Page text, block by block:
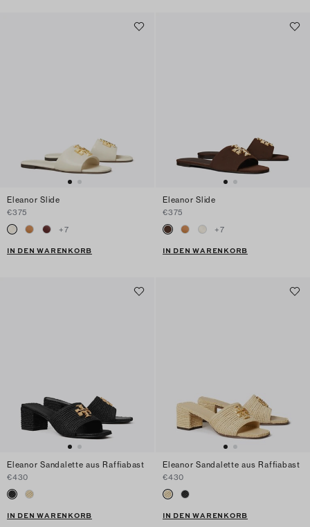
Eleanor Slide
€375
+7
IN DEN WARENKORB
Eleanor Slide
€375
+7
IN DEN WARENKORB
Eleanor Sandalette aus Raffiabast
€430
IN DEN WARENKORB
Eleanor Sandalette aus Raffiabast
€430
IN DEN WARENKORB